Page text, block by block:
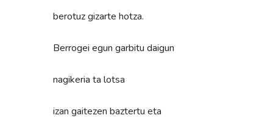
berotuz gizarte hotza.
Berrogei egun garbitu daigun
nagikeria ta lotsa
izan gaitezen baztertu eta